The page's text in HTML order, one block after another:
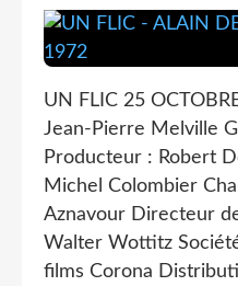
UN FLIC 25
Jean-Pierre Melville
Producteur : Robert
Michel Colombier
Aznavour Directeur
Walter Wottitz
films Corona